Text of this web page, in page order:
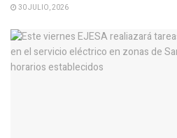
30 JULIO, 2026